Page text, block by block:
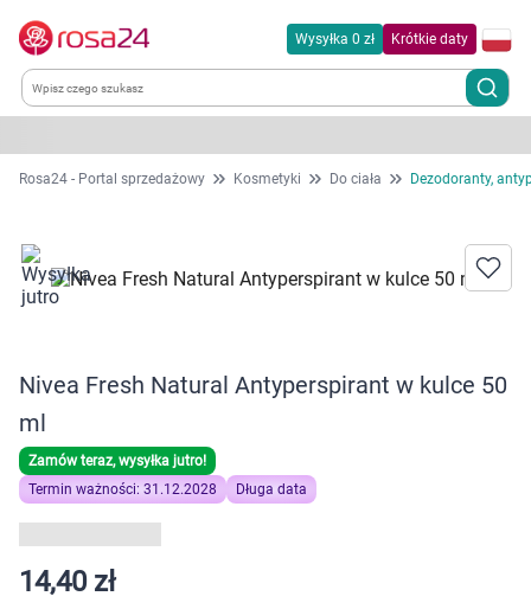
Wysyłka 0 zł Krótkie daty
Kategorie
Dla zwierząt
Zdrowie
Kobieta w ciąży i mama
Higiena
Rosa24 - Portal sprzedażowy Kosmetyki Do ciała Dezodoranty,
Nivea Fresh Natural Antyperspirant w kulce 50
ml
Zamów teraz, wysyłka jutro!
Termin ważności: 31.12.2028
Długa data
14,40 zł